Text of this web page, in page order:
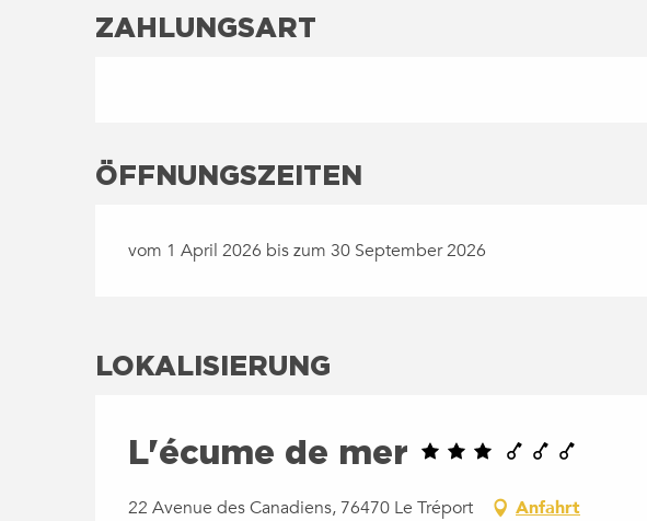
ZAHLUNGSART
ÖFFNUNGSZEITEN
vom 1 April 2026 bis zum 30 September 2026
LOKALISIERUNG
L'écume de mer
22 Avenue des Canadiens, 76470 Le Tréport Anfahrt